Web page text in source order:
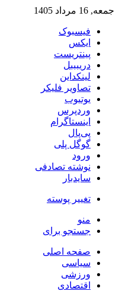
جمعه, 16 مرداد 1405
فیسبوک
ایکس
پینتریست
دریبببل
لینکداین
تصاویر فلیکر
یوتیوب
وردپرس
اینستاگرام
پی‌پال
گوگل پلی
ورود
نوشته تصادفی
سایدبار
تغییر پوسته
منو
جستجو برای
صفحه اصلی
سیاسی
ورزشی
اقتصادی